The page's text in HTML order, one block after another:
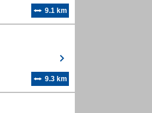
9.1 km
9.3 km